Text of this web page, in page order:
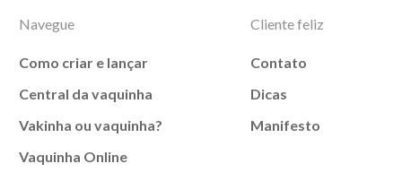
Navegue
Como criar e lançar
Central da vaquinha
Vakinha ou vaquinha?
Vaquinha Online
Cliente feliz
Contato
Dicas
Manifesto